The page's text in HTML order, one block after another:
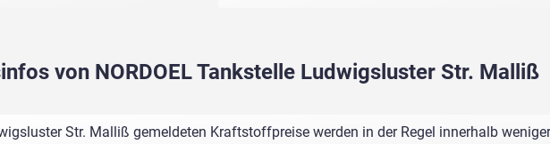
von NORDOEL Tankstelle Ludwigsluster Str. Malliß
Str. Malliß gemeldeten Kraftstoffpreise werden in der Regel innerhalb